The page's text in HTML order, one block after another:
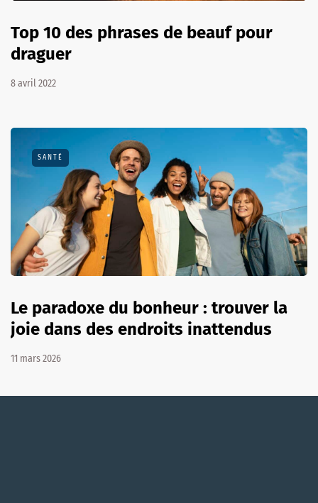
Top 10 des phrases de beauf pour
draguer
8 avril 2022
SANTÉ
Le paradoxe du bonheur : trouver la
joie dans des endroits inattendus
11 mars 2026